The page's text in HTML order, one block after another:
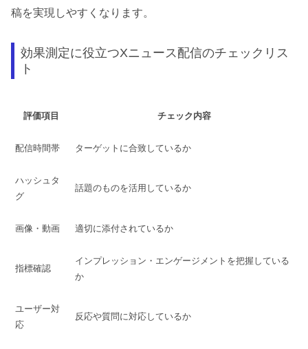
稿を実現しやすくなります。
効果測定に役立つXニュース配信のチェックリス
ト
評価項目 チェック内容
配信時間帯 ターゲットに合致しているか
ハッシュタ
グ
話題のものを活用しているか
画像・動画 適切に添付されているか
指標確認
インプレッション・エンゲージメントを把握している
か
ユーザー対
応
反応や質問に対応しているか